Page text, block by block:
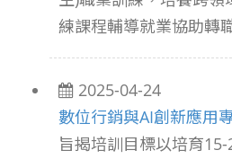
練課程輔導就業協助轉
2025-04-24
數位行銷與AI創新應用
旨揭培訓目標以培育